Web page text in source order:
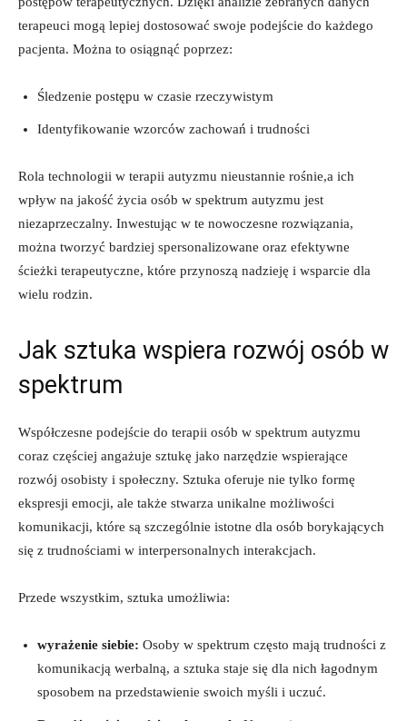
terapeuci mogą lepiej dostosować swoje podejście do każdego
pacjenta. Można to osiągnąć poprzez:
Śledzenie postępu w czasie rzeczywistym
Identyfikowanie wzorców zachowań i trudności
Rola technologii w terapii autyzmu nieustannie rośnie,a ich
wpływ na jakość życia osób w spektrum autyzmu jest
niezaprzeczalny. Inwestując w te nowoczesne rozwiązania,
można tworzyć bardziej spersonalizowane oraz efektywne
ścieżki terapeutyczne, które przynoszą nadzieję i wsparcie dla
wielu rodzin.
Jak sztuka wspiera rozwój osób w
spektrum
Współczesne podejście do terapii osób w spektrum autyzmu
coraz częściej angażuje sztukę jako narzędzie wspierające
rozwój osobisty i społeczny. Sztuka oferuje nie tylko formę
ekspresji emocji, ale także stwarza unikalne możliwości
komunikacji, które są szczególnie istotne dla osób borykających
się z trudnościami w interpersonalnych interakcjach.
Przede wszystkim, sztuka umożliwia:
wyrażenie siebie: Osoby w spektrum często mają trudności z
komunikacją werbalną, a sztuka staje się dla nich łagodnym
sposobem na przedstawienie swoich myśli i uczuć.